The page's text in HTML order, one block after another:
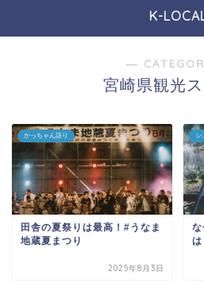
K-
―
宮崎県観光ス
かっちゃん語り
田舎の夏祭りは最高！#うなま
地蔵夏まつり
2025年8月3日
シ
な
は